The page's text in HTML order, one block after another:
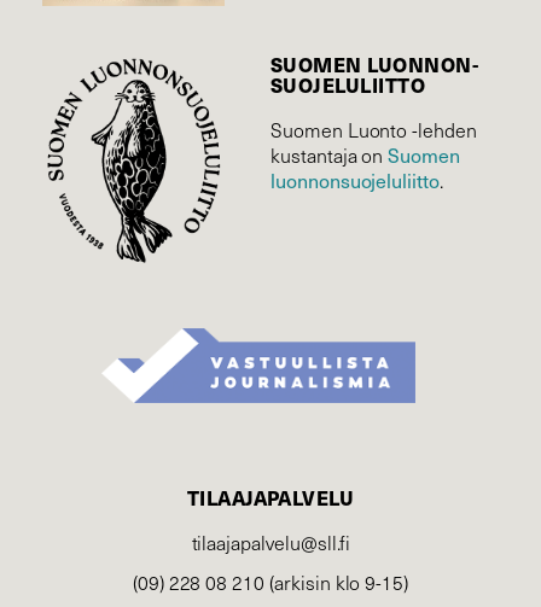
SUOMEN LUONNON­
SUOJELU­LIITTO
Suomen Luonto -lehden
kustantaja onSuomen
luonnonsuojelu­liitto.
TILAAJAPALVELU
tilaajapalvelu@sll.fi
(09) 228 08 210 (arkisin klo 9-15)